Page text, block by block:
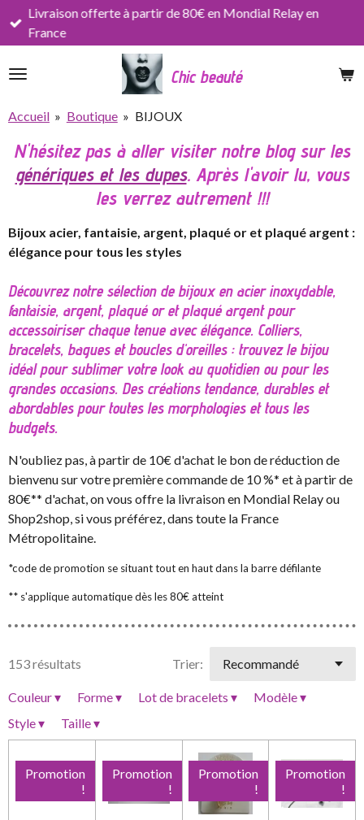
Passer
principal
Chic beauté
Livraison offerte à partir de 80€ en Mondial Relay en
France
Accueil » Boutique » BIJOUX
N'hésitez pas à aller visiter notre blog sur les
génériques et les dupes. Après l'avoir lu, vous
les verrez autrement !!!
Bijoux acier, fantaisie, argent, plaqué or et plaqué argent :
élégance pour tous les styles
Découvrez notre sélection de bijoux en acier inoxydable,
fantaisie, argent, plaqué or et plaqué argent pour
accessoiriser chaque tenue avec élégance. Colliers,
bracelets, bagues et boucles d'oreilles : trouvez le bijou
idéal pour sublimer votre look au quotidien ou pour les
grandes occasions. Des créations tendance, durables et
abordables pour toutes les morphologies et tous les
budgets.
N'oubliez pas, à partir de 10€ d'achat le bon de réduction de
bienvenu sur votre première commande de 10 %* et à partir de
80€** d'achat, on vous offre la livraison en Mondial Relay ou
Shop2shop, si vous préférez, dans toute la France
Métropolitaine.
*code de promotion se situant tout en haut dans la barre défilante
** s'applique automatique dès les 80€ atteint
153 résultats Trier:
Couleur▾ Forme▾ Lot de bracelets ▾ Modèle▾
Style▾ Taille▾
Promotion
!
Promotion
!
Promotion
!
Promotion
!